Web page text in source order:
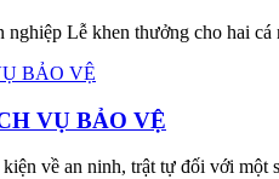
Lễ khen thưởng cho hai
VỤ BẢO VỆ
về an ninh, trật tự đối với một